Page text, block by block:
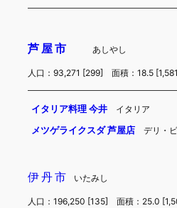
芦屋市 あしやし
人口：93,271 [299] 面積：18.5
イタリア料理 今井 イタリア
メツゲライクスダ 芦屋店 デリ・
伊丹市 いたみし
人口：196,250 [135] 面積：25.0